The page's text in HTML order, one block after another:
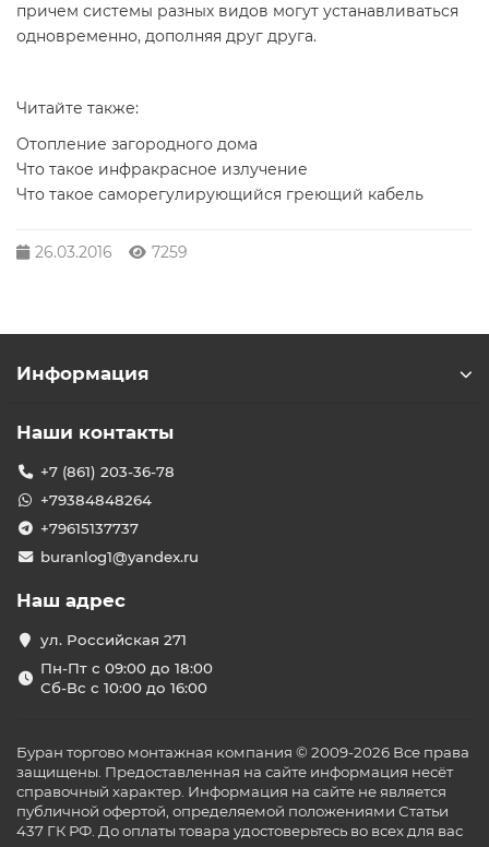
причем системы разных видов могут устанавливаться
одновременно, дополняя друг друга.
Читайте также:
Отопление загородного дома
Что такое инфракрасное излучение
Что такое саморегулирующийся греющий кабель
26.03.2016 7259
Информация
Наши контакты
+7 (861) 203-36-78
+79384848264
+79615137737
buranlog1@yandex.ru
Наш адрес
ул. Российская 271
Пн-Пт с 09:00 до 18:00
Сб-Вс с 10:00 до 16:00
Буран торгово монтажная компания © 2009-2026 Все права
защищены. Предоставленная на сайте информация несёт
справочный характер. Информация на сайте не является
публичной офертой, определяемой положениями Статьи
437 ГК РФ. До оплаты товара удостоверьтесь во всех для вас